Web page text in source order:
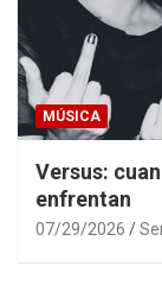
MÚSICA
Versus:
enfrentan
07/29/2026